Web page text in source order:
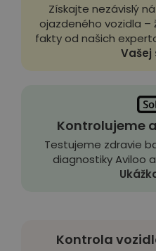
Získajte nezávislý
ojazdeného vozidla –
fakty od našich
Vašej
Kontrolujeme
Testujeme zdravie
diagnostiky Aviloo
Kontrola